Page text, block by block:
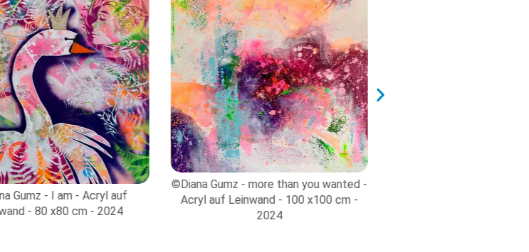
Gumz - I am - Acryl auf
- 80 x80 cm - 2024
©Diana Gumz - more than you wanted -
Acryl auf Leinwand - 100 x100 cm -
2024